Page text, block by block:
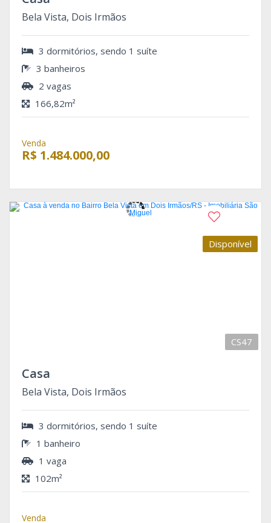
Bela Vista, Dois Irmãos
3 dormitórios, sendo 1 suíte
3 banheiros
2 vagas
166,82m²
Venda
R$ 1.484.000,00
Disponível
CS47
Casa
Bela Vista, Dois Irmãos
3 dormitórios, sendo 1 suíte
1 banheiro
1 vaga
102m²
Venda